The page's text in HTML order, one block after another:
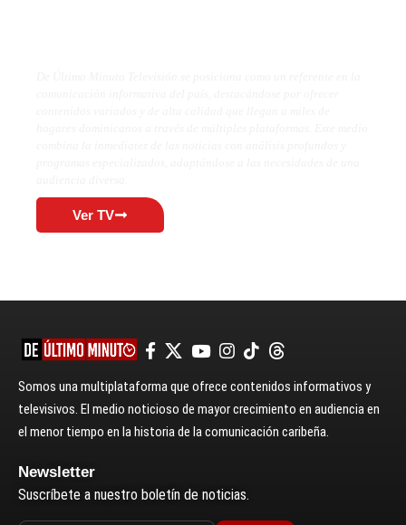
Ver TV
Somos una multiplataforma que ofrece contenidos informativos y
televisivos. El medio noticioso de mayor crecimiento en audiencia en
el menor tiempo en la historia de la comunicación caribeña.
Newsletter
Suscríbete a nuestro boletín de noticias.